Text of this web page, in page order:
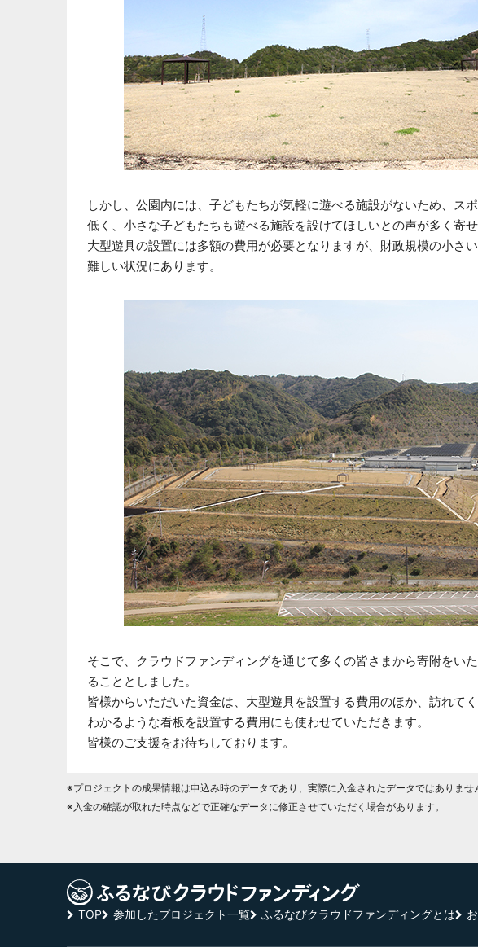
しかし、公園内には、子どもたちが気軽に遊べる施設がないため、ス
低く、小さな子どもたちも遊べる施設を設けてほしいとの声が多く寄せ
大型遊具の設置には多額の費用が必要となりますが、財政規模の小さ
難しい状況にあります。
そこで、クラウドファンディングを通じて多くの皆さまから寄附をい
ることとしました。
皆様からいただいた資金は、大型遊具を設置する費用のほか、訪れて
わかるような看板を設置する費用にも使わせていただきます。
皆様のご支援をお待ちしております。
※プロジェクトの成果情報は申込み時のデータであり、実際に入金されたデータではありませ
※入金の確認が取れた時点などで正確なデータに修正させていただく場合があります。
TOP 参加したプロジェクト一覧 ふるなびクラウドファンディングとは